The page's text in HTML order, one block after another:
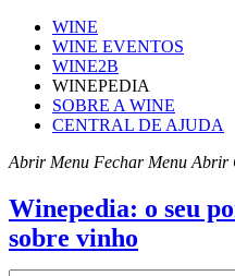
WINE
WINE EVENTOS
WINE2B
WINEPEDIA
SOBRE A WINE
CENTRAL DE AJUDA
Abrir Menu Fechar Menu Abrir
Winepedia: o seu
sobre vinho